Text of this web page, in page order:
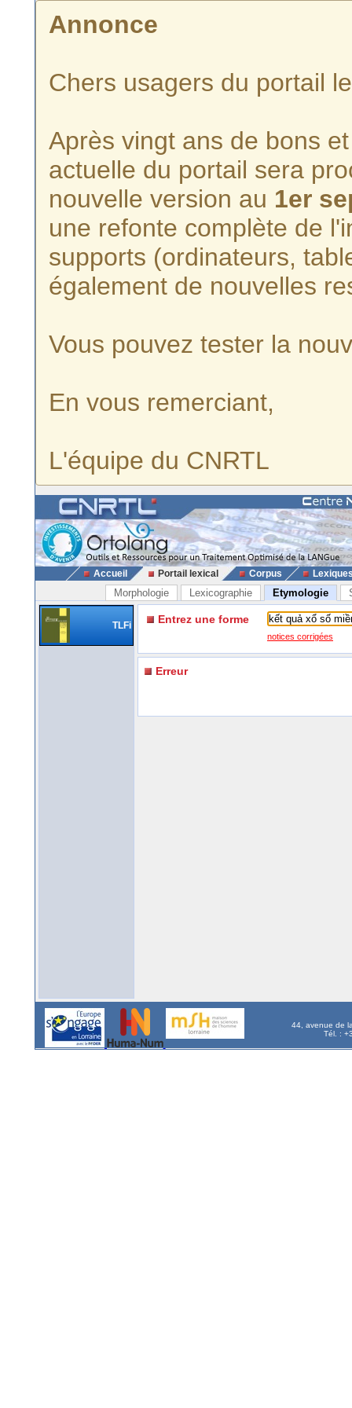
Annonce
Chers usagers du portail
Après vingt ans de bons
actuelle du portail sera
nouvelle version au 1er
une refonte complète de
supports (ordinateurs,
également de nouvelles
Vous pouvez tester la
En vous remerciant,
L'équipe du CNRTL
Accueil Portail lexical Corpus
Morphologie Lexicographie Etymologie
TLFi Entrez une forme
notices corrigées
Erreur
44, avenue de
Tél. :